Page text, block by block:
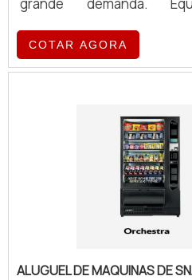
oferecem eficiência e
preparo de café,
COTAR AGORA
ALUGUEL DE MAQUINAS DE